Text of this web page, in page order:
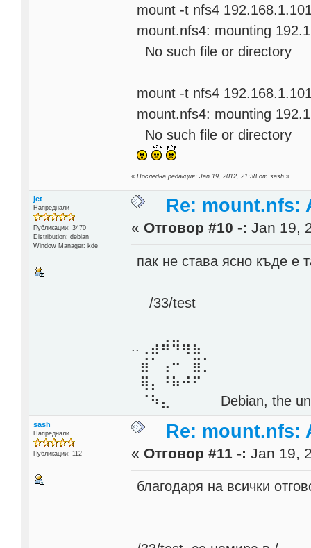
mount -t nfs4
mount.nfs4: mounting
No such file or directory
mount -t nfs4
mount.nfs4: mounting
No such file or directory
«Последна редакция: Jan 19, 2012, 21:38 от sash »
jet
Напреднали
Публикации: 3470
Distribution: debian
Window Manager: kde
Re: mount.nfs:
« Отговор #10 -: Jan 19,
пак не става ясно къде е
/33/test
..⢀⣴⠾⠻⢶⣦⠀
⣾⠁⢠⠒⠀⣿⡁
⢿⡄⠘⠷⠚⠋
⠈⠳⣄⠀⠀⠀⠀ Debian, the
sash
Напреднали
Публикации: 112
Re: mount.nfs:
« Отговор #11 -: Jan 19,
благодаря на всички